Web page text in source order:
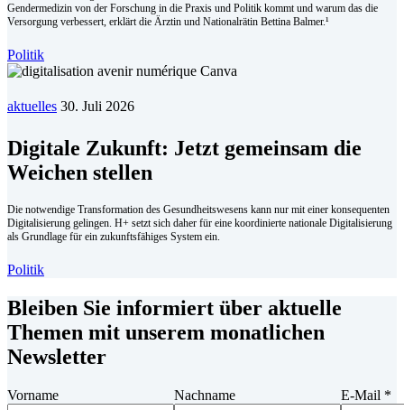
Gendermedizin von der Forschung in die Praxis und Politik kommt und warum das die
Versorgung verbessert, erklärt die Ärztin und Nationalrätin Bettina Balmer.¹
Politik
aktuelles 30. Juli 2026
Digitale Zukunft: Jetzt gemeinsam die
Weichen stellen
Die notwendige Transformation des Gesundheitswesens kann nur mit einer konsequenten
Digitalisierung gelingen. H+ setzt sich daher für eine koordinierte nationale Digitalisierung
als Grundlage für ein zukunftsfähiges System ein.
Politik
Bleiben Sie informiert über aktuelle
Themen mit unserem monatlichen
Newsletter
Vorname Nachname E-Mail *